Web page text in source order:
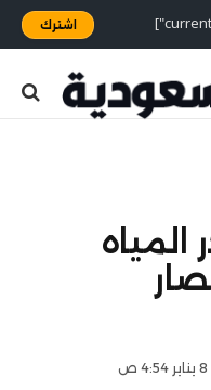
اشترك
المياه